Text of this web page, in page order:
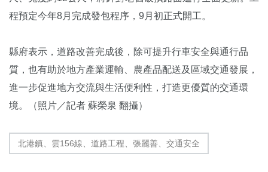
程預定今年8月完成發包程序，9月初正式開工。
縣府表示，道路改善完成後，除可提升行車安全與通行品
質，也有助於地方產業運輸、農產品配送及區域交通發展，
進一步促進地方交流與生活便利性，打造更優質的交通環
境。（照片／記者 蘇榮泉 翻攝）
北港鎮、雲156線、道路工程、張麗善、交通安全